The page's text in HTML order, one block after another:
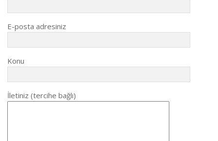
E-posta adresiniz
Konu
İletiniz (tercihe bağlı)